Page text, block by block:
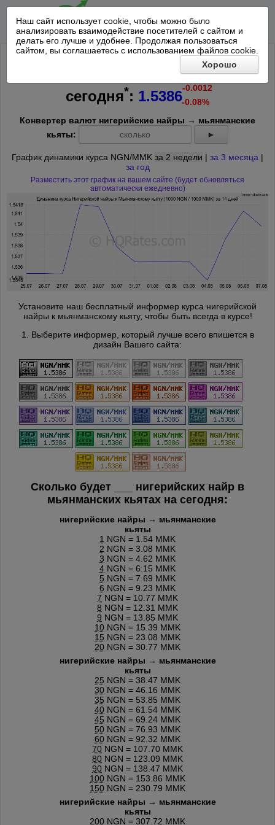
Наш сайт использует cookie, чтобы можно было
анализировать взаимодействие посетителей с сайтом и
делать его лучше и удобнее. Продолжая пользоваться
сайтом, вы соглашаетесь с использованием файлов cookie.
Хорошо
Курс 1000 Нигерийская найра к
1000 Мьянманских кьятов на
сегодня*: 1.5386-0.0012
-0.08%
Конвертер валют нигерийские найры → мьянманские
кьяты:
►
График динамики курса NGN/MMK за 2 недели | за 3 месяца |
за год
Разместить этот график на вашем сайте (будет обновляться
автоматически ежедневно)
Установите наш бесплатный информер курса нигерийской
найры к мьянманскому кьяту, чтобы быть всегда в курсе!
1. Выберите информер, который лучше всего впишется в
дизайн Вашего сайта:
Сколько будет
нигерийских найр в
мьянманских кьятах на сегодня:
нигерийские найры → мьянманские
кьяты
1 NGN = 1.54 MMK
2 NGN = 3.08 MMK
3 NGN = 4.62 MMK
4 NGN = 6.15 MMK
5 NGN = 7.69 MMK
6 NGN = 9.23 MMK
7 NGN = 10.77 MMK
8 NGN = 12.31 MMK
9 NGN = 13.85 MMK
10 NGN = 15.39 MMK
15 NGN = 23.08 MMK
20 NGN = 30.77 MMK
нигерийские найры → мьянманские
кьяты
25 NGN = 38.47 MMK
30 NGN = 46.16 MMK
35 NGN = 53.85 MMK
40 NGN = 61.54 MMK
45 NGN = 69.24 MMK
50 NGN = 76.93 MMK
60 NGN = 92.32 MMK
70 NGN = 107.70 MMK
80 NGN = 123.09 MMK
90 NGN = 138.47 MMK
100 NGN = 153.86 MMK
150 NGN = 230.79 MMK
нигерийские найры → мьянманские
кьяты
200 NGN = 307.72 MMK